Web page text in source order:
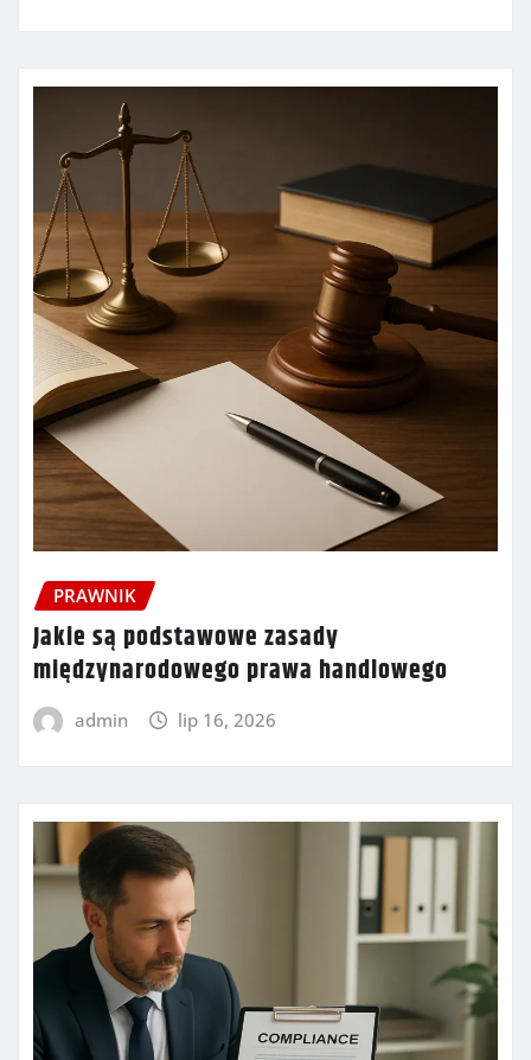
PRAWNIK
Jakie są podstawowe zasady
międzynarodowego prawa handlowego
admin lip 16, 2026